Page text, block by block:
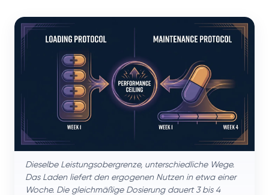
Dieselbe Leistungsobergrenze, unterschiedliche Wege.
Das Laden liefert den ergogenen Nutzen in etwa einer
Woche. Die gleichmäßige Dosierung dauert 3 bis 4